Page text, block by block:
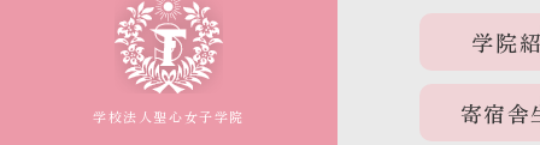
学校法人聖心女子学院
学院
寄宿舎